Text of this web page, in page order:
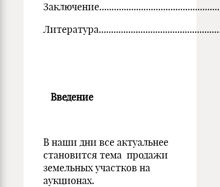
Введение
В наши дни все актуальнее
становится тема продажи
земельных участков на
аукционах.